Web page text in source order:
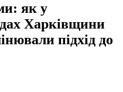
як у
Харківщини
підхід до